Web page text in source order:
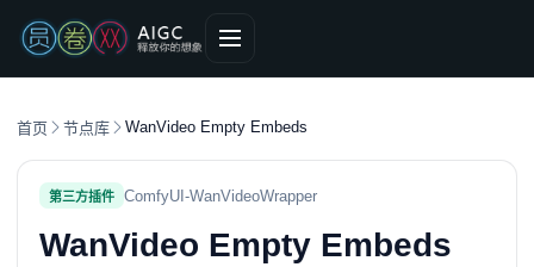
首页 节点库 WanVideo Empty Embeds
第三方插件 ComfyUI-WanVideoWrapper
WanVideo Empty Embeds